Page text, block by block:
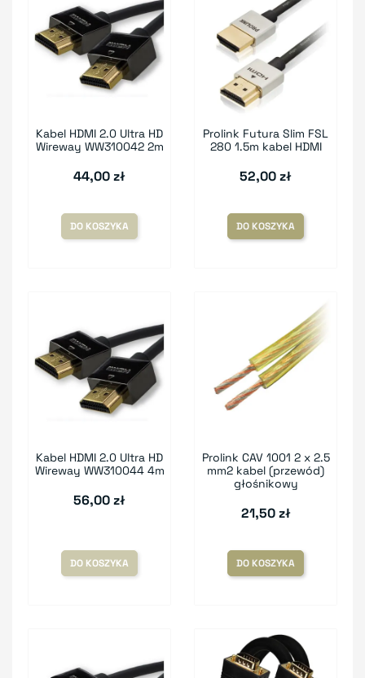
Kabel HDMI 2.0 Ultra HD
Wireway WW310042 2m
44,00 zł
DO KOSZYKA
Prolink Futura Slim FSL
280 1.5m kabel HDMI
52,00 zł
DO KOSZYKA
Kabel HDMI 2.0 Ultra HD
Wireway WW310044 4m
56,00 zł
DO KOSZYKA
Prolink CAV 1001 2 x 2.5
mm2 kabel (przewód)
głośnikowy
21,50 zł
DO KOSZYKA